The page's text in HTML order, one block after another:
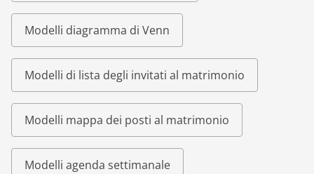
Modelli diagramma di Venn
Modelli di lista degli invitati al matrimonio
Modelli mappa dei posti al matrimonio
Modelli agenda settimanale